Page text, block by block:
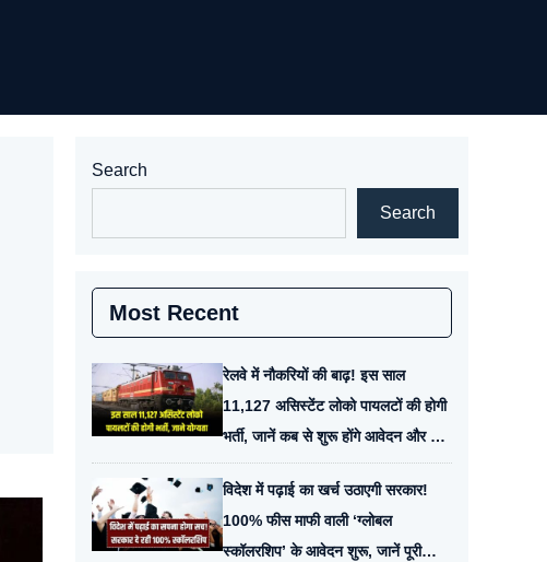
Search
Search
Most Recent
रेलवे में नौकरियों की बाढ़! इस साल
11,127 असिस्टेंट लोको पायलटों की होगी
भर्ती, जानें कब से शुरू होंगे आवेदन और क्या
है योग्यता
विदेश में पढ़ाई का खर्च उठाएगी सरकार!
100% फीस माफी वाली ‘ग्लोबल
स्कॉलरशिप’ के आवेदन शुरू, जानें पूरी